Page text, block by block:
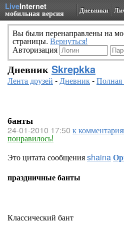
LiveInternet
мобильная версия Дневники
Вы были перенаправлены на
страницы. Вернуться!
Авторизация
Дневник Skrepkka
Лента друзей -Дневник-Полная
банты
24-01-2010 17:50 к
понравилось!
Это цитата сообщенияshaina
праздничные банты
Классический бант